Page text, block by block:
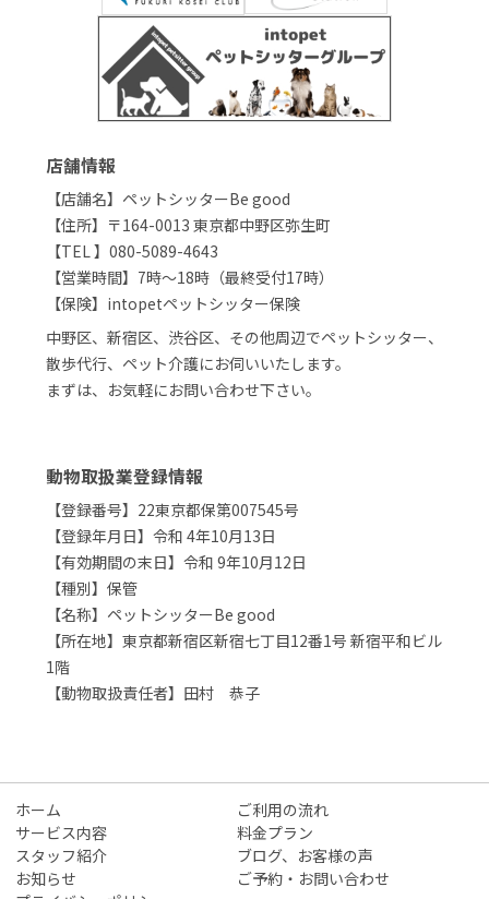
店舗情報
【店舗名】ペットシッターBe good
【住所】〒164-0013 東京都中野区弥生町
【TEL 】080-5089-4643
【営業時間】7時〜18時（最終受付17時）
【保険】intopetペットシッター保険
中野区、新宿区、渋谷区、その他周辺でペットシッター、
散歩代行、ペット介護にお伺いいたします。
まずは、お気軽にお問い合わせ下さい。
動物取扱業登録情報
【登録番号】22東京都保第007545号
【登録年月日】令和 4年10月13日
【有効期間の末日】令和 9年10月12日
【種別】保管
【名称】ペットシッターBe good
【所在地】東京都新宿区新宿七丁目12番1号 新宿平和ビル
1階
【動物取扱責任者】田村 恭子
ホーム
ご利用の流れ
サービス内容
料金プラン
スタッフ紹介
ブログ、お客様の声
お知らせ
ご予約・お問い合わせ